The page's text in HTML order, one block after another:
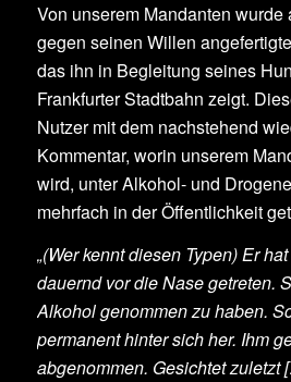
Von unserem Mandanten wurde
gegen seinen Willen
das ihn in Begleitung seines
Frankfurter Stadtbahn zeigt.
Nutzer mit dem nachstehend
Kommentar, worin unserem
wird, unter Alkohol- und
mehrfach in der Öffentlichkeit
„(Wer kennt diesen Typen) Er
dauernd vor die Nase getreten.
Alkohol genommen zu haben.
permanent hinter sich her. Ihm
abgenommen. Gesichtet zuletzt